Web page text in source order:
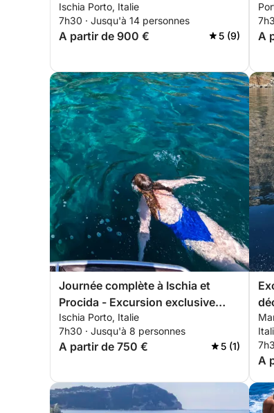
découvrez tous les recoins de l'île
Ischia Porto, Italie
7h30 · Jusqu'à 14 personnes
A partir de 900 € 5 (9) A
Journée complète à Ischia et
Procida - Excursion exclusive
offrant des vues imprenables sur
la mer
Ischia Porto, Italie
7h30 · Jusqu'à 8 personnes
A partir de 750 € 5 (1)
A